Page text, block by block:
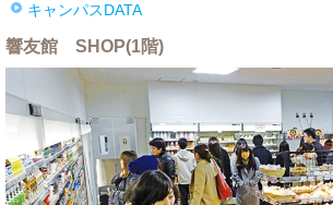
キャンパスDATA
響友館 SHOP(1階)